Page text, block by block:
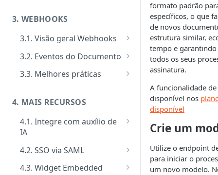
das notificações
Envelopes
Eventos
Ativação performática: alta
escala e assincronismo
Regras de finalização de
3. WEBHOOKS
3.1. Visão geral Webhooks
Cadastro de Webhooks via APP
Cadastro de Webhooks via API
3.2. Eventos do Documento
Evento Add Signer
Exceeded
Evento Auto Close
Evento Cancel
Evento Close
Evento Deadline
3.3. Melhores práticas
4. MAIS RECURSOS
4.1. Integre com auxílio de
IA
MCP Server
4.2. SSO via SAML
Como implementar SSO via
4.3. Widget Embedded
formato padrão
específicos, o que
de novos
estrutura similar,
tempo e
todos os seus
assinatura.
A funcionalidade
disponível nos
disponível
Crie um
Utilize o endpoint
para iniciar o
um novo modelo.